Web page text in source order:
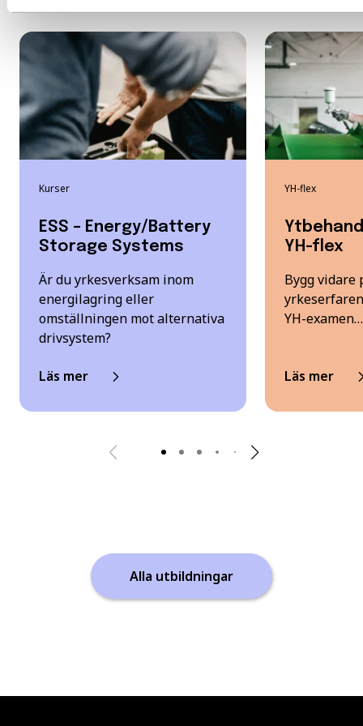
Kurser
ESS – Energy/Battery
Storage Systems
Är du yrkesverksam inom
energilagring eller
omställningen mot alternativa
drivsystem?
Läs mer
YH-flex
YH-flex
Bygg
YH-examen…
Läs mer
Alla utbildningar